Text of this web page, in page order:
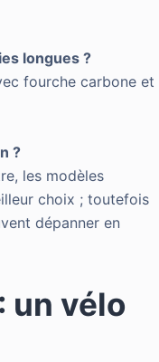
longues ?
fourche carbone et
?
les modèles
choix ; toutefois
dépanner en
un vélo